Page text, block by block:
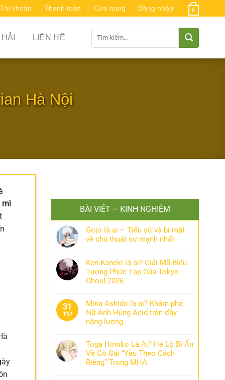
Tài khoản Thanh toán Cửa hàng Đăng nhập 0
LIÊN HỆ
kiếm:
Hà Nội
mì
BÀI VIẾT – KINH NGHIỆM
Gojo là ai – Tiểu sử và bí mật
về chú thuật sư mạnh nhất
Ken Kaneki là ai? Giải Mã Biểu
Tượng Phức Tạp Của Tokyo
Ghoul 2026
31
Th7
Mina Ashido là ai? Khám phá
Nữ Anh Hùng Acid tràn đầy
năng lượng
Toga Himiko Là Ai? Hé Lộ Bí Ẩn
Về Cô Gái “Yêu Theo Cách
Riêng” Trong MHA